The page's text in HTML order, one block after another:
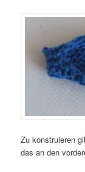
Zu konstruieren
das an den